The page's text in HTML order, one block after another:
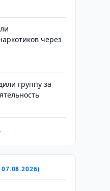
через
группу за